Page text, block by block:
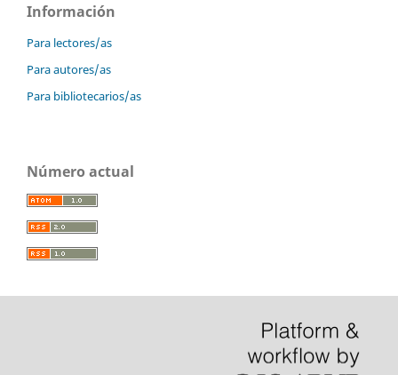
Información
Para lectores/as
Para autores/as
Para bibliotecarios/as
Número actual